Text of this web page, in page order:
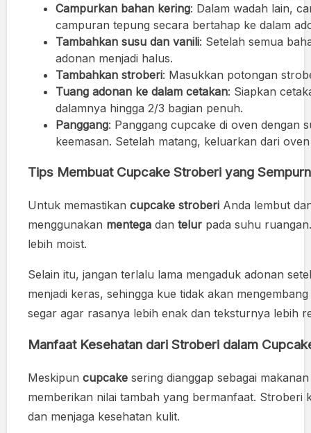
Campurkan bahan kering: Dalam wadah lain,
campuran tepung secara bertahap ke dalam
Tambahkan susu dan vanili: Setelah semua
adonan menjadi halus.
Tambahkan stroberi: Masukkan potongan
Tuang adonan ke dalam cetakan: Siapkan
dalamnya hingga 2/3 bagian penuh.
Panggang: Panggang cupcake di oven dengan
keemasan. Setelah matang, keluarkan dari
Tips Membuat Cupcake Stroberi yang
Untuk memastikan cupcake stroberi Anda lembut
menggunakan mentega dan telur pada suhu
lebih moist.
Selain itu, jangan terlalu lama mengaduk adonan
menjadi keras, sehingga kue tidak akan
segar agar rasanya lebih enak dan teksturnya lebih
Manfaat Kesehatan dari Stroberi dalam
Meskipun cupcake sering dianggap sebagai
memberikan nilai tambah yang bermanfaat. Stroberi
dan menjaga kesehatan kulit.